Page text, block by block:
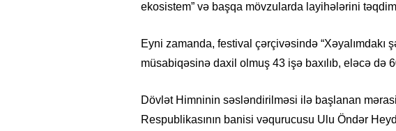
ekosistem” və başqa mövzularda layihələrini
Eyni zamanda, festival çərçivəsində “Xəyalımdakı
müsabiqəsinə daxil olmuş 43 işə baxılıb, eləcə də
Dövlət Himninin səsləndirilməsi ilə başlanan
Respublikasının banisi vəqurucusu Ulu Öndər